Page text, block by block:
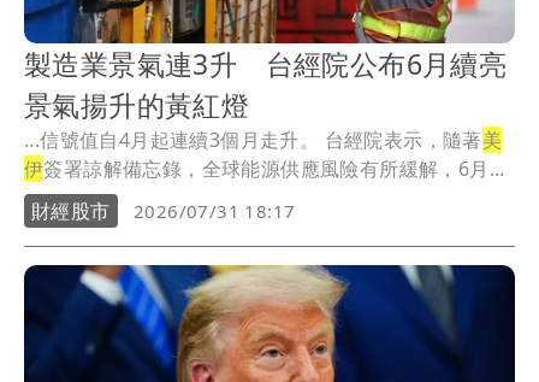
製造業景氣連3升 台經院公布6月續亮
景氣揚升的黃紅燈
...信號值自4月起連續3個月走升。 台經院表示，隨著美
伊簽署諒解備忘錄，全球能源供應風險有所緩解，6月...
財經股市
2026/07/31 18:17